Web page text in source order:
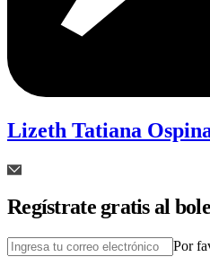
Lizeth Tatiana
Regístrate gratis al
Por